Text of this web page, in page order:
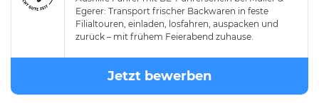
Egerer: Transport frischer Backwaren in feste
Filialtouren, einladen, losfahren, auspacken und
zurück – mit frühem Feierabend zuhause.
Jetzt bewerben